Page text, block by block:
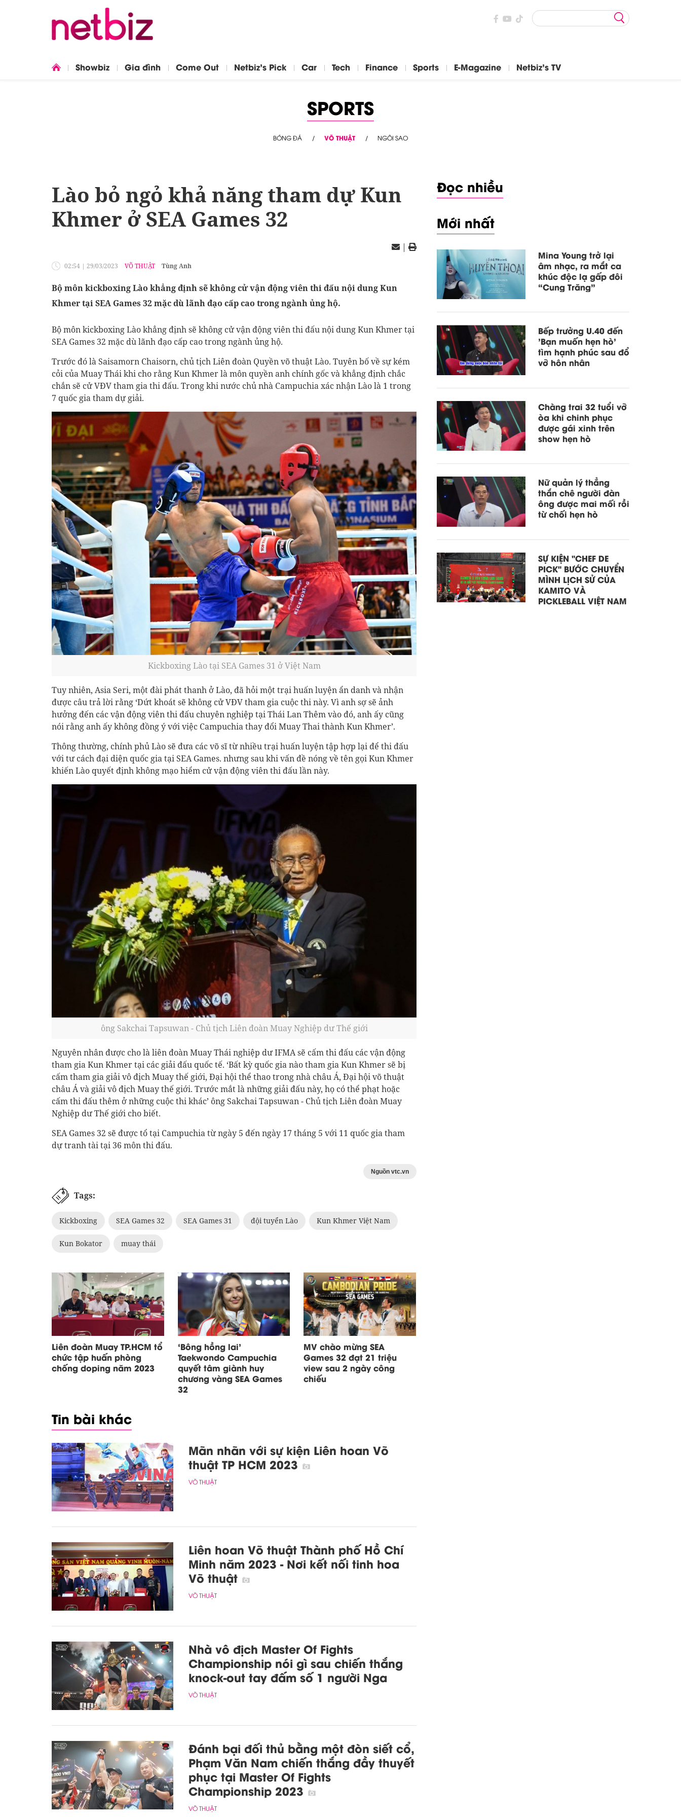
Showbiz Gia đình Come Out Netbiz's Pick Car Tech Finance Sports E-Magazine Netbiz's TV
SPORTS
BÓNG ĐÁ VÕ THUẬT NGÔI SAO
Lào bỏ ngỏ khả năng tham dự Kun
Khmer ở SEA Games 32
|
02:54 | 29/03/2023 VÕ THUẬT Tùng Anh
Bộ môn kickboxing Lào khẳng định sẽ không cử vận động viên thi đấu nội dung Kun
Khmer tại SEA Games 32 mặc dù lãnh đạo cấp cao trong ngành ủng hộ.
Bộ môn kickboxing Lào khẳng định sẽ không cử vận động viên thi đấu nội dung Kun Khmer tại
SEA Games 32 mặc dù lãnh đạo cấp cao trong ngành ủng hộ.
Trước đó là Saisamorn Chaisorn, chủ tịch Liên đoàn Quyền võ thuật Lào. Tuyên bố về sự kém
cỏi của Muay Thái khi cho rằng Kun Khmer là môn quyền anh chính gốc và khẳng định chắc
chắn sẽ cử VĐV tham gia thi đấu. Trong khi nước chủ nhà Campuchia xác nhận Lào là 1 trong
7 quốc gia tham dự giải.
Kickboxing Lào tại SEA Games 31 ở Việt Nam
Tuy nhiên, Asia Seri, một đài phát thanh ở Lào, đã hỏi một trại huấn luyện ẩn danh và nhận
được câu trả lời rằng ‘Dứt khoát sẽ không cử VĐV tham gia cuộc thi này. Vì anh sợ sẽ ảnh
hưởng đến các vận động viên thi đấu chuyên nghiệp tại Thái Lan Thêm vào đó, anh ấy cũng
nói rằng anh ấy không đồng ý với việc Campuchia thay đổi Muay Thai thành Kun Khmer’.
Thông thường, chính phủ Lào sẽ đưa các võ sĩ từ nhiều trại huấn luyện tập hợp lại để thi đấu
với tư cách đại diện quốc gia tại SEA Games. nhưng sau khi vấn đề nóng về tên gọi Kun Khmer
khiến Lào quyết định không mạo hiểm cử vận động viên thi đấu lần này.
ông Sakchai Tapsuwan - Chủ tịch Liên đoàn Muay Nghiệp dư Thế giới
Nguyên nhân được cho là liên đoàn Muay Thái nghiệp dư IFMA sẽ cấm thi đấu các vận động
tham gia Kun Khmer tại các giải đấu quốc tế. ‘Bất kỳ quốc gia nào tham gia Kun Khmer sẽ bị
cấm tham gia giải vô địch Muay thế giới, Đại hội thể thao trong nhà châu Á, Đại hội võ thuật
châu Á và giải vô địch Muay thế giới. Trước mắt là những giải đấu này, họ có thể phạt hoặc
cấm thi đấu thêm ở những cuộc thi khác’ ông Sakchai Tapsuwan - Chủ tịch Liên đoàn Muay
Nghiệp dư Thế giới cho biết.
SEA Games 32 sẽ được tổ tại Campuchia từ ngày 5 đến ngày 17 tháng 5 với 11 quốc gia tham
dự tranh tài tại 36 môn thi đấu.
Nguồn vtc.vn
Tags:
Kickboxing SEA Games 32 SEA Games 31 đội tuyển Lào Kun Khmer Việt Nam
Kun Bokator muay thái
Liên đoàn Muay TP.HCM tổ
chức tập huấn phòng
chống doping năm 2023
‘Bông hồng lai’
Taekwondo Campuchia
quyết tâm giành huy
chương vàng SEA Games
32
MV chào mừng SEA
Games 32 đạt 21 triệu
view sau 2 ngày công
chiếu
Tin bài khác
Mãn nhãn với sự kiện Liên hoan Võ
thuật TP HCM 2023
VÕ THUẬT
Liên hoan Võ thuật Thành phố Hồ Chí
Minh năm 2023 - Nơi kết nối tinh hoa
Võ thuật
VÕ THUẬT
Nhà vô địch Master Of Fights
Championship nói gì sau chiến thắng
knock-out tay đấm số 1 người Nga
VÕ THUẬT
Đánh bại đối thủ bằng một đòn siết cổ,
Phạm Văn Nam chiến thắng đầy thuyết
phục tại Master Of Fights
Championship 2023
VÕ THUẬT
Đọc nhiều
Mới nhất
Mina Young trở lại
âm nhạc, ra mắt ca
khúc độc lạ gấp đôi
“Cung Trăng”
Bếp trưởng U.40 đến
'Bạn muốn hẹn hò'
tìm hạnh phúc sau đổ
vỡ hôn nhân
Chàng trai 32 tuổi vỡ
òa khi chinh phục
được gái xinh trên
show hẹn hò
Nữ quản lý thẳng
thắn chê người đàn
ông được mai mối rồi
từ chối hẹn hò
SỰ KIỆN "CHEF DE
PICK" BƯỚC CHUYỂN
MÌNH LỊCH SỬ CỦA
KAMITO VÀ
PICKLEBALL VIỆT NAM